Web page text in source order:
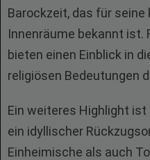
Barockzeit, das für
Innenräume bekannt ist.
bieten einen Einblick in
religiösen Bedeutungen
Ein weiteres Highlight ist
ein idyllischer
Einheimische als auch